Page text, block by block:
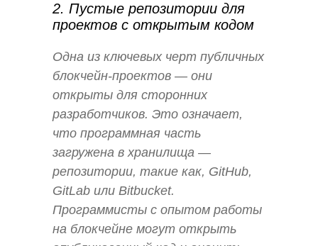
2. Пустые репозитории для
проектов с открытым кодом
Одна из ключевых черт публичных
блокчейн-проектов — они
открыты для сторонних
разработчиков. Это означает,
что программная часть
загружена в хранилища —
репозитории, такие как, GitHub,
GitLab или Bitbucket.
Программисты с опытом работы
на блокчейне могут открыть